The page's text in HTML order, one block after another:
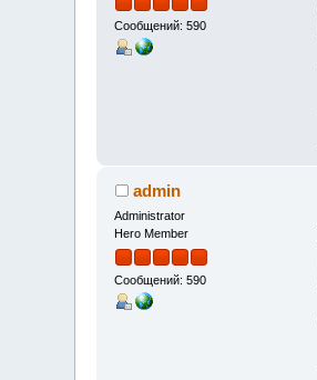
Сообщений: 590
admin
Administrator
Hero Member
Сообщений: 590